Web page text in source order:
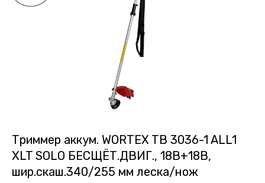
Триммер аккум. WORTEX TB 3036-1 ALL1
XLT SOLO БЕСЩЁТ.ДВИГ., 18В+18В,
шир.скаш.340/255 мм леска/нож